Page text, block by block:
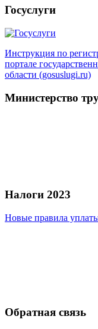
Госуслуги
Инструкция по
портале
области (gosuslugi.ru)
Министерство
Налоги 2023
Новые правила
Обратная связь